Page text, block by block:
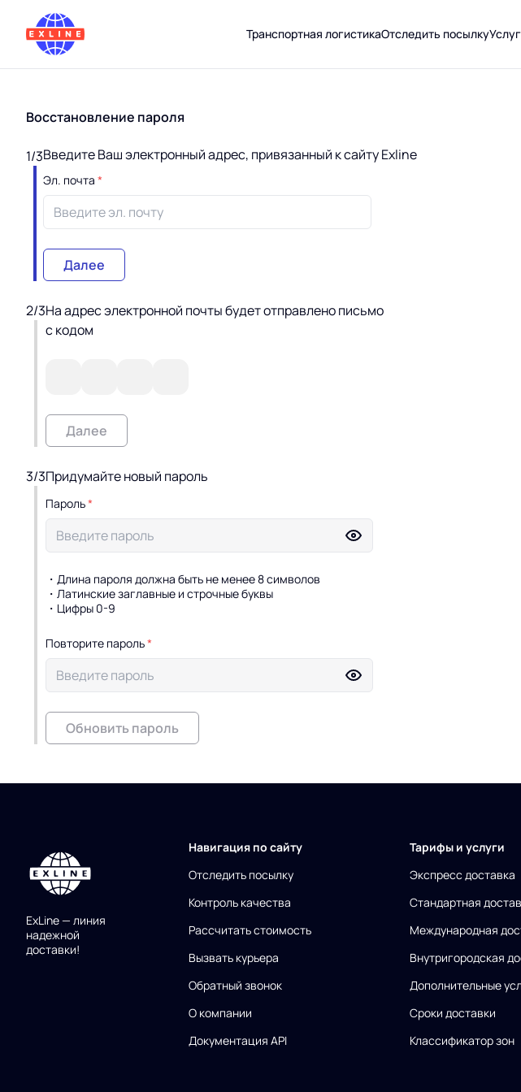
Транспортная логистикаОтследить посылку
Восстановление пароля
1/3Введите Ваш электронный адрес, привязанный к сайту Exline
Эл. почта *
Далее
2/3На адрес электронной почты будет отправлено письмо
с кодом
Далее
3/3Придумайте новый пароль
Пароль*
・ Длина пароля должна быть не менее 8 символов
・ Латинские заглавные и строчные буквы
・ Цифры 0-9
Повторите пароль*
Обновить пароль
ExLine — линия
надежной
доставки!
Навигация по сайту
Отследить посылку
Контроль качества
Рассчитать стоимость
Вызвать курьера
Обратный звонок
О компании
Документация API
Тарифы и услуги
Экспресс доставка
Стандартная
Международная
Внутригородская
Дополнительные
Сроки доставки
Классификатор зон